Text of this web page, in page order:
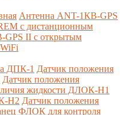
Антенна ANT-1КВ-GPS
c дистанционным
II с открытым
ДПК-1 Датчик положения
Датчик положения
жидкости ДЛОК-Н1
Н2 Датчик положения
ФЛОК для контроля